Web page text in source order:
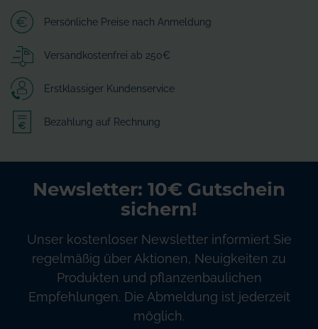
Persönliche Preise nach Anmeldung
Versandkostenfrei ab 250€
Erstklassiger Kundenservice
Bezahlung auf Rechnung
Newsletter: 10€ Gutschein
sichern!
Unser kostenloser Newsletter informiert Sie
regelmäßig über Aktionen, Neuigkeiten zu
Produkten und pflanzenbaulichen
Empfehlungen. Die Abmeldung ist jederzeit
möglich.